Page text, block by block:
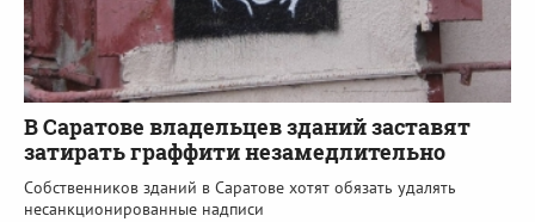
В Саратове владельцев зданий заставят
затирать граффити незамедлительно
Собственников зданий в Саратове хотят обязать удалять
несанкционированные надписи